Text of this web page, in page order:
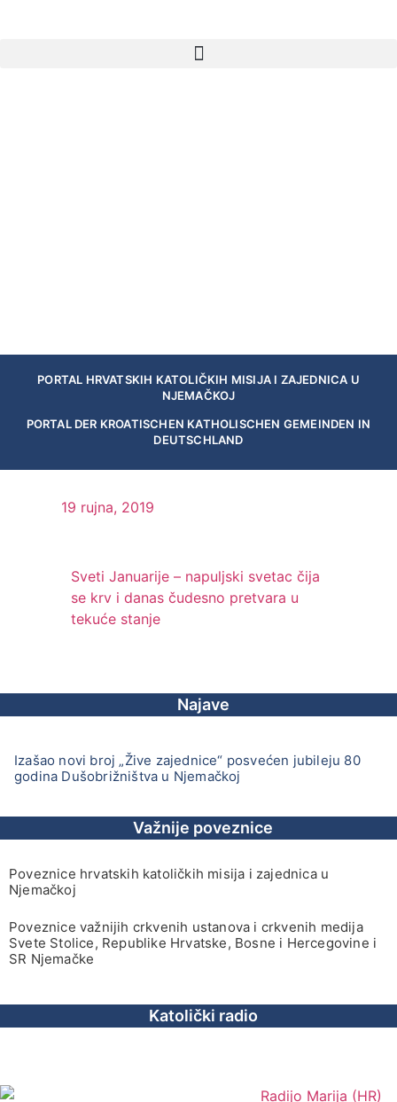
PORTAL HRVATSKIH KATOLIČKIH MISIJA I ZAJEDNICA U
NJEMAČKOJ
PORTAL DER KROATISCHEN KATHOLISCHEN GEMEINDEN IN
DEUTSCHLAND
19 rujna, 2019
Sveti Januarije – napuljski svetac čija
se krv i danas čudesno pretvara u
tekuće stanje
Najave
Izašao novi broj „Žive zajednice“ posvećen jubileju 80
godina Dušobrižništva u Njemačkoj
Važnije poveznice
Poveznice hrvatskih katoličkih misija i zajednica u
Njemačkoj
Poveznice važnijih crkvenih ustanova i crkvenih medija
Svete Stolice, Republike Hrvatske, Bosne i Hercegovine i
SR Njemačke
Katolički radio